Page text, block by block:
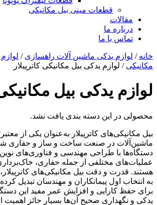
قطعات مینی بیل مکانیکی
ما
با ما
یدکی ماشین آلات راهسازی/ لوازم یدکی بیل
یدکی بیل مکانیکی کاترپیلار
یدکی بیل مکانیکی
این دسته بندی یافت نشد.
کاترپیلار به‌عنوان یکی از معتبرترین و
در صنعت ساخت و ساز و حفاری شناخته
طراحی مهندسی و فناوری‌های نوین، قادر به
مختلفی از جمله حفاری، خاک‌برداری و
و دقت بیل مکانیکی‌های کاترپیلار، این
پیمانکاران و مهندسان تبدیل کرده است. با
و افزایش عمر مفید این دستگاه‌ها، توجه
صحیح آن‌ها بسیار حائز اهمیت است.